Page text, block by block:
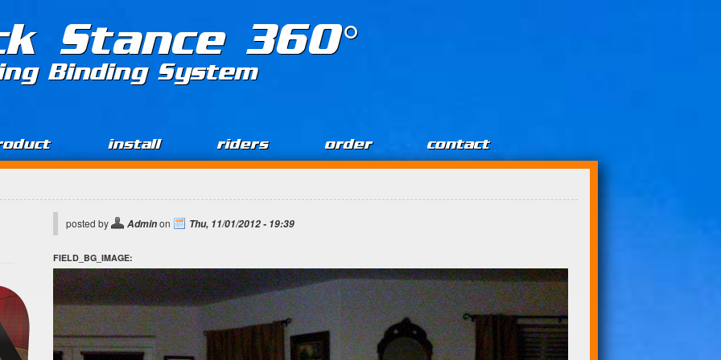
Stance 360°
Binding System
install riders order contact
posted by Adminon Thu, 11/01/2012 - 19:39
FIELD_BG_IMAGE: